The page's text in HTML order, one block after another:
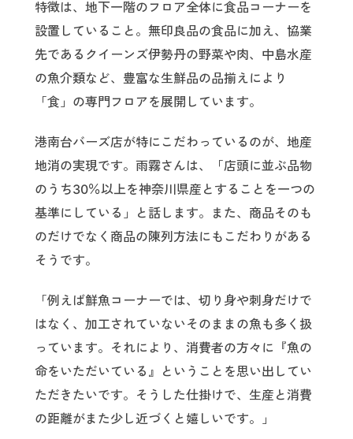
特徴は、地下一階のフロア全体に食品コーナーを
設置していること。無印良品の食品に加え、協業
先であるクイーンズ伊勢丹の野菜や肉、中島水産
の魚介類など、豊富な生鮮品の品揃えにより
「食」の専門フロアを展開しています。
港南台バーズ店が特にこだわっているのが、地産
地消の実現です。雨霧さんは、「店頭に並ぶ品物
のうち30％以上を神奈川県産とすることを一つの
基準にしている」と話します。また、商品そのも
のだけでなく商品の陳列方法にもこだわりがある
そうです。
「例えば鮮魚コーナーでは、切り身や刺身だけで
はなく、加工されていないそのままの魚も多く扱
っています。それにより、消費者の方々に『魚の
命をいただいている』ということを思い出してい
ただきたいです。そうした仕掛けで、生産と消費
の距離がまた少し近づくと嬉しいです。」